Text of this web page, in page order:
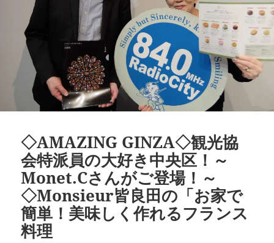
◇AMAZING GINZA◇観光協
会特派員の大好き中央区！～
Monet.Cさんがご登場！～
◇Monsieur皆良田の「お家で
簡単！美味しく作れるフランス
料理